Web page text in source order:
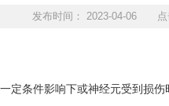
发布时间： 2023-04-06 点
定条件影响下或神经元受到损